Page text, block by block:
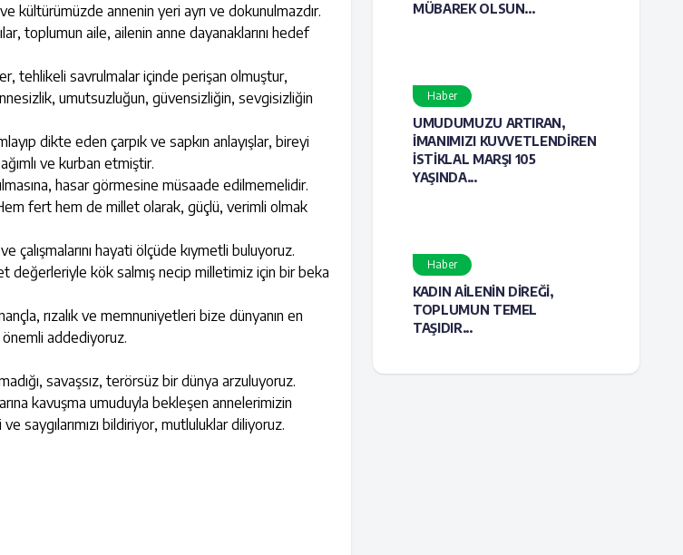
kültürümüzde annenin yeri ayrı ve dokunulmazdır.
toplumun aile, ailenin anne dayanaklarını hedef
tehlikeli savrulmalar içinde perişan olmuştur,
umutsuzluğun, güvensizliğin, sevgisizliğin
dikte eden çarpık ve sapkın anlayışlar, bireyi
ve kurban etmiştir.
hasar görmesine müsaade edilmemelidir.
fert hem de millet olarak, güçlü, verimli olmak
çalışmalarını hayati ölçüde kıymetli buluyoruz.
değerleriyle kök salmış necip milletimiz için bir beka
rızalık ve memnuniyetleri bize dünyanın en
addediyoruz.
savaşsız, terörsüz bir dünya arzuluyoruz.
kavuşma umuduyla bekleşen annelerimizin
saygılarımızı bildiriyor, mutluluklar diliyoruz.
MÜBAREK OLSUN...
Haber
UMUDUMUZU ARTIRAN,
İMANIMIZI KUVVETLENDİREN
İSTİKLAL MARŞI 105
YAŞINDA...
Haber
KADIN AİLENİN DİREĞİ,
TOPLUMUN TEMEL
TAŞIDIR...